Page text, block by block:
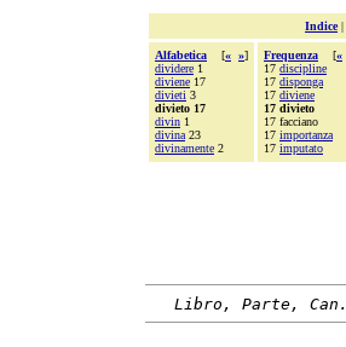
Indice|
Alfabetica [« »]
dividere 1
diviene 17
divieti 3
divieto 17
divin 1
divina 23
divinamente 2
Frequenza [«
17 discipline
17 disponga
17 diviene
17 divieto
17 facciano
17 importanza
17 imputato
Libro, Parte, Can.